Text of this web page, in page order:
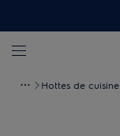
Hottes de cuisine